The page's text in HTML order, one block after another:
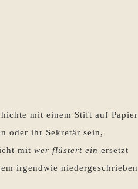
mit einem Stift auf Papier
oder ihr Sekretär sein,
mit wer flüstert ein ersetzt
irgendwie niedergeschrieben